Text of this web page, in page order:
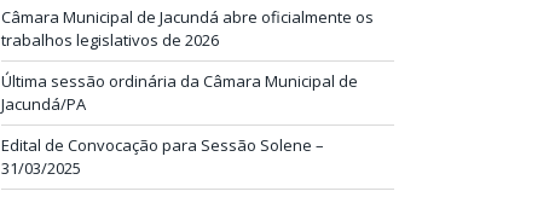
Câmara Municipal de Jacundá abre oficialmente os
trabalhos legislativos de 2026
Última sessão ordinária da Câmara Municipal de
Jacundá/PA
Edital de Convocação para Sessão Solene –
31/03/2025